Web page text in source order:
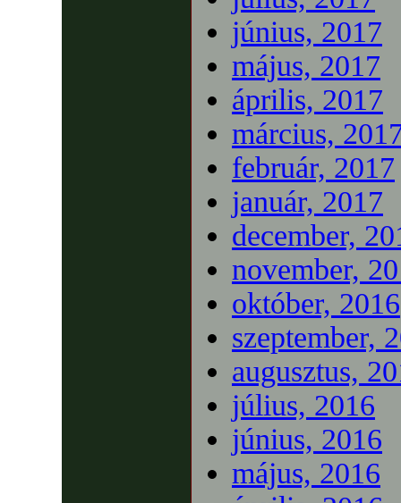
június, 2017
május, 2017
április, 2017
március,
február, 2017
január, 2017
december,
november,
október, 2016
szeptember,
augusztus,
július, 2016
június, 2016
május, 2016